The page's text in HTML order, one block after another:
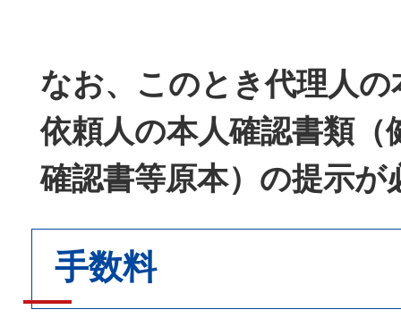
なお、このとき代理人の
依頼人の本人確認書類（
確認書等原本）の提示が
手数料